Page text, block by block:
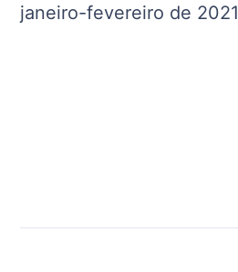
janeiro-fevereiro de 2021